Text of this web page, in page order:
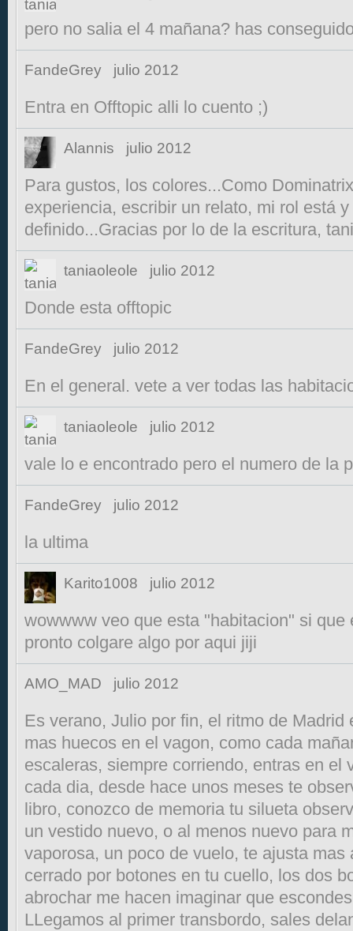
pero no salia el 4 mañana? has
FandeGrey julio 2012
Entra en Offtopic alli lo cuento ;)
Alannis julio 2012
Para gustos, los colores...Como
experiencia, escribir un relato, mi rol está
definido...Gracias por lo de la escritura,
taniaoleole julio 2012
Donde esta offtopic
FandeGrey julio 2012
En el general. vete a ver todas las
taniaoleole julio 2012
vale lo e encontrado pero el numero de la
FandeGrey julio 2012
la ultima
Karito1008 julio 2012
wowwww veo que esta "habitacion" si que
pronto colgare algo por aqui jiji
AMO_MAD julio 2012
Es verano, Julio por fin, el ritmo de Madrid
mas huecos en el vagon, como cada
escaleras, siempre corriendo, entras en el
cada dia, desde hace unos meses te
libro, conozco de memoria tu silueta
un vestido nuevo, o al menos nuevo para
vaporosa, un poco de vuelo, te ajusta mas
cerrado por botones en tu cuello, los dos
abrochar me hacen imaginar que
LLegamos al primer transbordo, sales